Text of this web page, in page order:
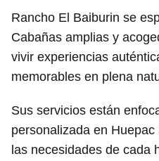
Rancho El Baiburin se
Cabañas amplias y
vivir experiencias
memorables en plena
Sus servicios están
personalizada en
las necesidades de cada